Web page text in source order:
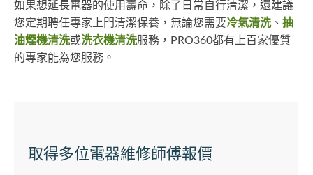
如果想延長電器的使用壽命，除了日常自行清潔，還建議
您定期聘任專家上門清潔保養，無論您需要冷氣清洗、 抽
油煙機清洗或洗衣機清洗服務，PRO360都有上百家優質
的專家能為您服務。
取得多位電器維修師傅報價